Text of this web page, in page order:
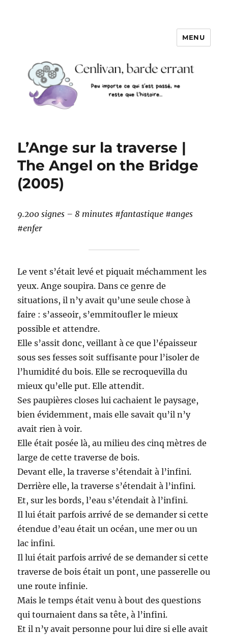
MENU
L’Ange sur la traverse |
The Angel on the Bridge
(2005)
9.200 signes – 8 minutes #fantastique #anges
#enfer
Le vent s’était levé et piquait méchamment les
yeux. Ange soupira. Dans ce genre de
situations, il n’y avait qu’une seule chose à
faire : s’asseoir, s’emmitoufler le mieux
possible et attendre.
Elle s’assit donc, veillant à ce que l’épaisseur
sous ses fesses soit suffisante pour l’isoler de
l’humidité du bois. Elle se recroquevilla du
mieux qu’elle put. Elle attendit.
Ses paupières closes lui cachaient le paysage,
bien évidemment, mais elle savait qu’il n’y
avait rien à voir.
Elle était posée là, au milieu des cinq mètres de
large de cette traverse de bois.
Devant elle, la traverse s’étendait à l’infini.
Derrière elle, la traverse s’étendait à l’infini.
Et, sur les bords, l’eau s’étendait à l’infini.
Il lui était parfois arrivé de se demander si cette
étendue d’eau était un océan, une mer ou un
lac infini.
Il lui était parfois arrivé de se demander si cette
traverse de bois était un pont, une passerelle ou
une route infinie.
Mais le temps était venu à bout des questions
qui tournaient dans sa tête, à l’infini.
Et il n’y avait personne pour lui dire si elle avait